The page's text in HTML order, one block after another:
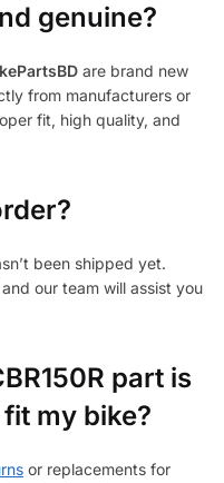
genuine?
are brand new
from manufacturers or
fit, high quality, and
been shipped yet.
and our team will assist you
part is
my bike?
or replacements for